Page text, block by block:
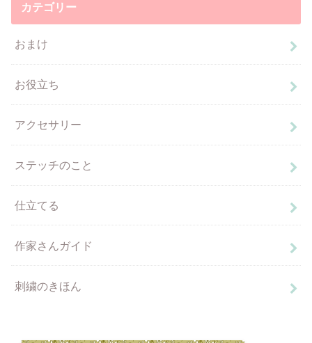
カテゴリー
おまけ
お役立ち
アクセサリー
ステッチのこと
仕立てる
作家さんガイド
刺繍のきほん